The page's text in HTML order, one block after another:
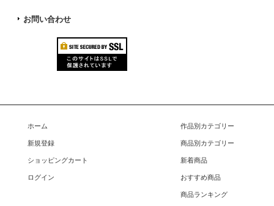
お問い合わせ
ホーム
新規登録
ショッピングカート
ログイン
作品別カテゴリー
商品別カテゴリー
新着商品
おすすめ商品
商品ランキング